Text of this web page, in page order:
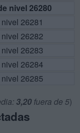
nivel 26280
26281
26282
26283
26284
26285
3,20 fuera de 5)